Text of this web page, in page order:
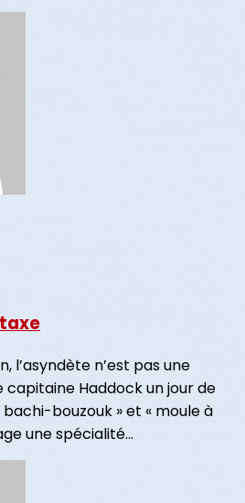
l’asyndète n’est pas une
Haddock un jour de
bouzouk » et « moule à
une spécialité...